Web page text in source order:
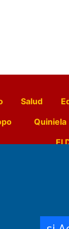
Salud
Quiniela
El